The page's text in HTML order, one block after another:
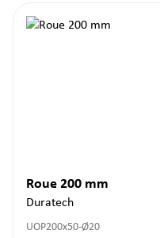
Roue 200 mm
Duratech
UOP200x50-Ø20